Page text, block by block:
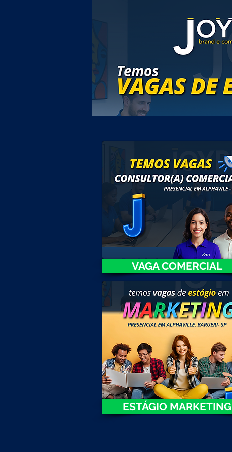
VAGA COMERCIAL
ESTÁGIO MARKETING